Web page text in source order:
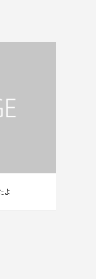
よ